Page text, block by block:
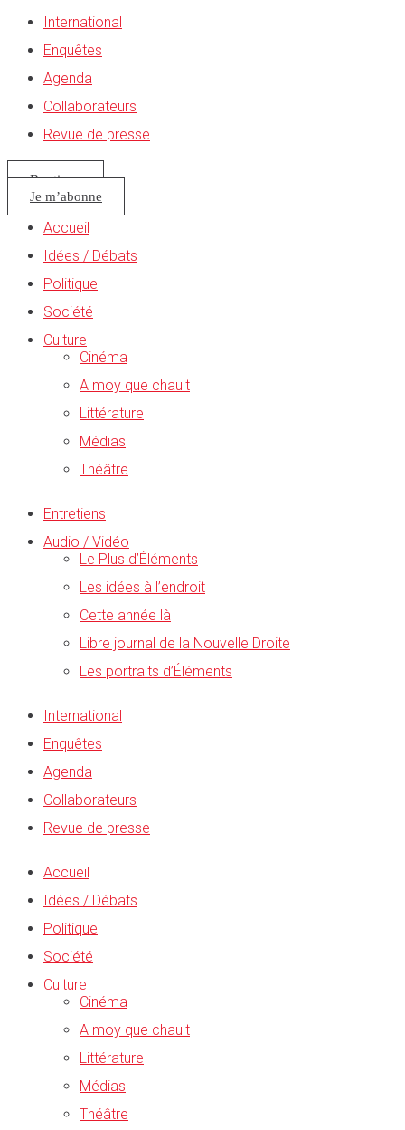
International
Enquêtes
Agenda
Collaborateurs
Revue de presse
Boutique
Je m’abonne
Accueil
Idées / Débats
Politique
Société
Culture
Cinéma
A moy que chault
Littérature
Médias
Théâtre
Entretiens
Audio / Vidéo
Le Plus d’Éléments
Les idées à l’endroit
Cette année là
Libre journal de la Nouvelle Droite
Les portraits d’Éléments
International
Enquêtes
Agenda
Collaborateurs
Revue de presse
Accueil
Idées / Débats
Politique
Société
Culture
Cinéma
A moy que chault
Littérature
Médias
Théâtre